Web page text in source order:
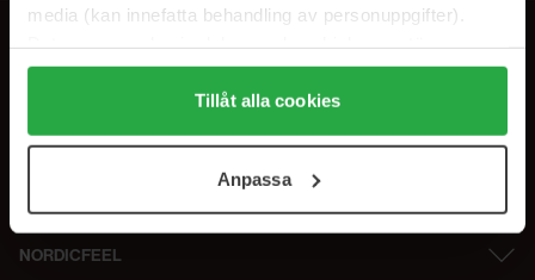
media (kan innefatta behandling av personuppgifter).
Genom att trycka på "Tillåt alla cookies" accepterar du
alla cookies, medan du under "Detaljer" kan anpassa
användningen av cookies. Du kan när som helst återkalla
samt vår Integritetspolicy.
Tillåt alla cookies
Anpassa
NORDICFEEL